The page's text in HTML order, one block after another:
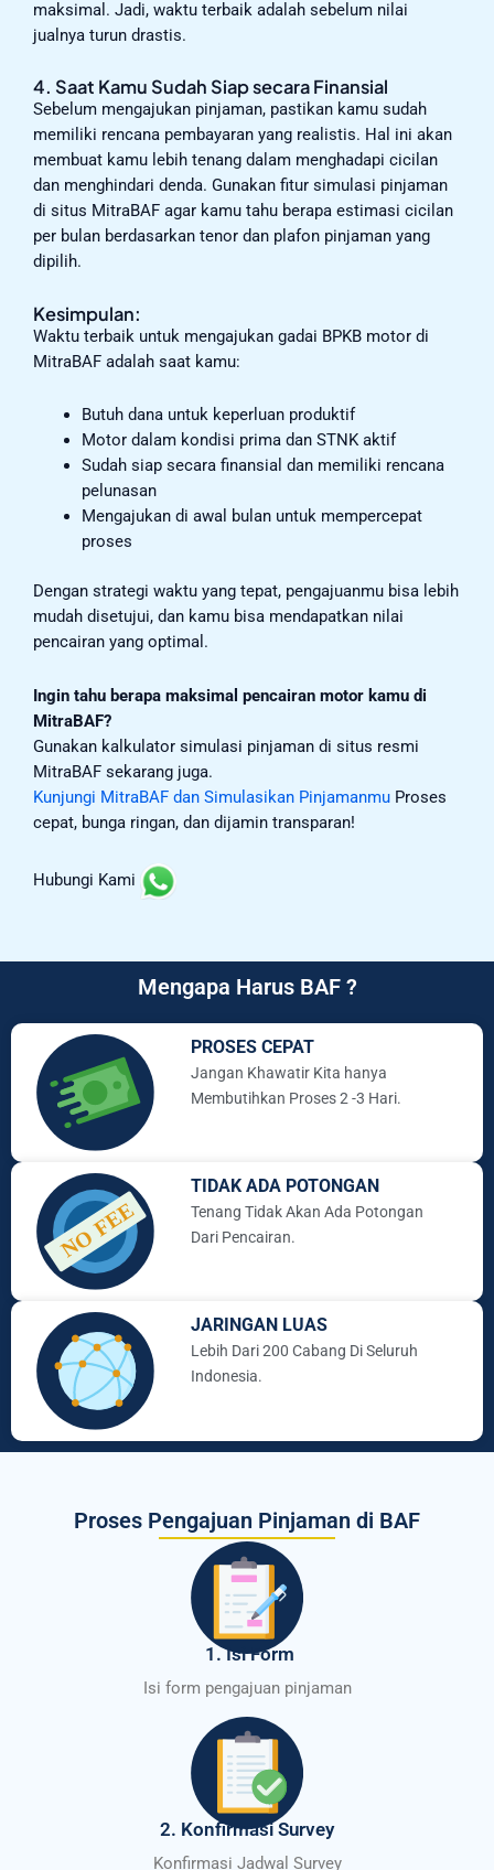
maksimal. Jadi, waktu terbaik adalah sebelum nilai
jualnya turun drastis.
4. Saat Kamu Sudah Siap secara Finansial
Sebelum mengajukan pinjaman, pastikan kamu sudah
memiliki rencana pembayaran yang realistis. Hal ini akan
membuat kamu lebih tenang dalam menghadapi cicilan
dan menghindari denda. Gunakan fitur simulasi pinjaman
di situs MitraBAF agar kamu tahu berapa estimasi cicilan
per bulan berdasarkan tenor dan plafon pinjaman yang
dipilih.
Kesimpulan:
Waktu terbaik untuk mengajukan gadai BPKB motor di
MitraBAF adalah saat kamu:
Butuh dana untuk keperluan produktif
Motor dalam kondisi prima dan STNK aktif
Sudah siap secara finansial dan memiliki rencana
pelunasan
Mengajukan di awal bulan untuk mempercepat
proses
Dengan strategi waktu yang tepat, pengajuanmu bisa lebih
mudah disetujui, dan kamu bisa mendapatkan nilai
pencairan yang optimal.
Ingin tahu berapa maksimal pencairan motor kamu di
MitraBAF?
Gunakan kalkulator simulasi pinjaman di situs resmi
MitraBAF sekarang juga.
Kunjungi MitraBAF dan Simulasikan Pinjamanmu Proses
cepat, bunga ringan, dan dijamin transparan!
Hubungi Kami
Mengapa Harus BAF ?
PROSES CEPAT
Jangan Khawatir Kita hanya
Membutihkan Proses 2 -3 Hari.
TIDAK ADA POTONGAN
Tenang Tidak Akan Ada Potongan
Dari Pencairan.
JARINGAN LUAS
Lebih Dari 200 Cabang Di Seluruh
Indonesia.
Proses Pengajuan Pinjaman di BAF
1. Isi Form
Isi form pengajuan pinjaman
2. Konfirmasi Survey
Konfirmasi Jadwal Survey